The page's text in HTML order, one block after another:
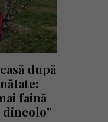
după
faină